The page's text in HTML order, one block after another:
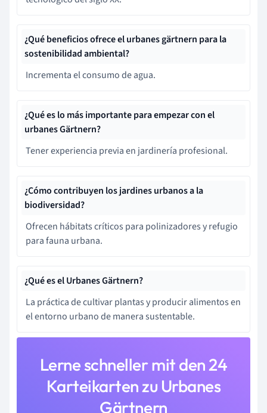
¿Qué beneficios ofrece el urbanes gärtnern para la
sostenibilidad ambiental?
Incrementa el consumo de agua.
¿Qué es lo más importante para empezar con el
urbanes Gärtnern?
Tener experiencia previa en jardinería profesional.
¿Cómo contribuyen los jardines urbanos a la
biodiversidad?
Ofrecen hábitats críticos para polinizadores y refugio
para fauna urbana.
¿Qué es el Urbanes Gärtnern?
La práctica de cultivar plantas y producir alimentos en
el entorno urbano de manera sustentable.
Lerne schneller mit den 24
Karteikarten zu Urbanes
Gärtnern